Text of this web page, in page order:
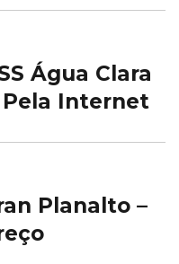
Água Clara
Pela Internet
Planalto –